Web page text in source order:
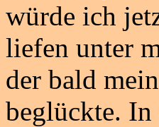
würde ich
liefen unter
der bald
beglückte. In